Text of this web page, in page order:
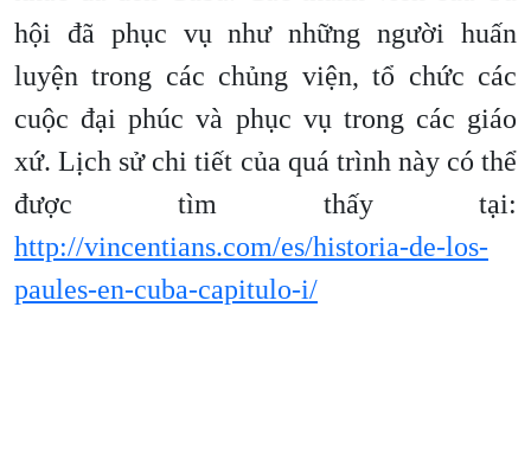
hội đã phục vụ như những người huấn
luyện trong các chủng viện, tổ chức các
cuộc đại phúc và phục vụ trong các giáo
xứ. Lịch sử chi tiết của quá trình này có thể
được tìm thấy tại:
http://vincentians.com/es/historia-de-los-
paules-en-cuba-capitulo-i/